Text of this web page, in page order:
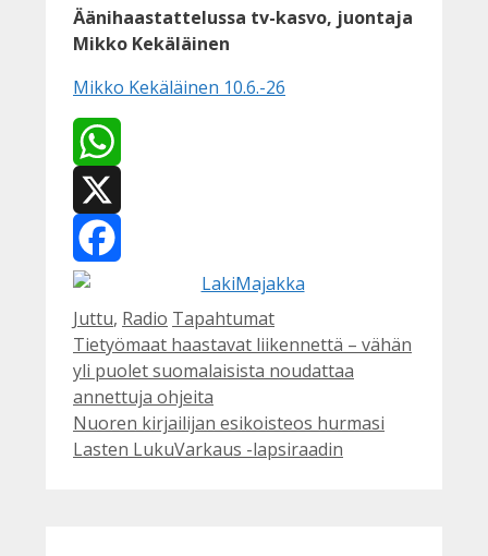
Äänihaastattelussa tv-kasvo, juontaja
Mikko Kekäläinen
Mikko Kekäläinen 10.6.-26
WhatsApp
X
Facebook
Kategoriat
Juttu, Radio Avainsanat
Tapahtumat
Tietyömaat haastavat liikennettä – vähän
yli puolet suomalaisista noudattaa
annettuja ohjeita
Nuoren kirjailijan esikoisteos hurmasi
Lasten LukuVarkaus -lapsiraadin